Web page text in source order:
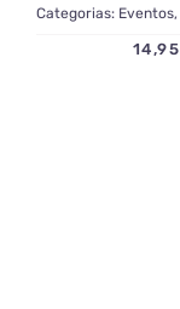
Categorias: Eventos,
14,95